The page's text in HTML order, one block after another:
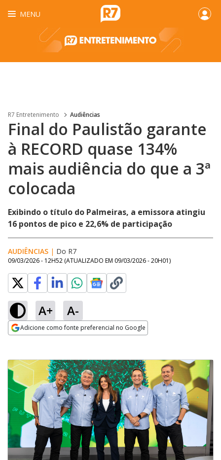
MENU
R7 Entretenimento Audiências
Final do Paulistão garante
à RECORD quase 134%
mais audiência do que a 3ª
colocada
Exibindo o título do Palmeiras, a emissora atingiu
16 pontos de pico e 22,6% de participação
AUDIÊNCIAS | Do R7
09/03/2026 - 12H52 (ATUALIZADO EM 09/03/2026 - 20H01)
A+ A-
Adicione como fonte preferencial no Google